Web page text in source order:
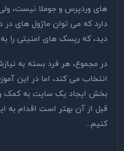
های وردپرس و جوملا نیست،
دارد که می توان ماژول های
دید، که ریسک های امنیتی را
در مجموع، هر فرد بسته به
انتخاب می کند، اما در این
بخش ایجاد یک سایت به کمک
قبل از آن بهتر است اقدام به
کنیم...